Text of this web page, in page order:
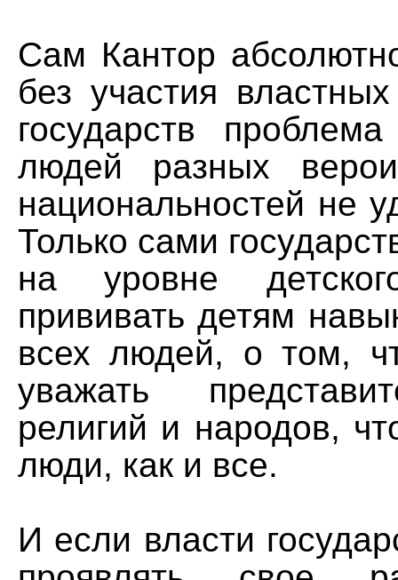
Сам Кантор
без участия
государств
людей разных
национальностей не
Только сами
на уровне
прививать детям
всех людей, о том,
уважать
религий и народов,
люди, как и все.
И если власти